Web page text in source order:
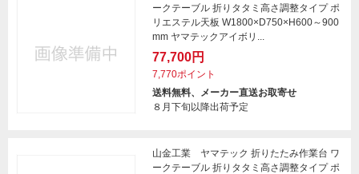
ークテーブル 折りタタミ高さ調整タイプ ポ
リエステル天板 W1800×D750×H600～900
mm ヤマテックアイボリ...
77,700円
7,770ポイント
送料無料、メーカー直送お取寄せ
８月下旬以降出荷予定
山金工業 ヤマテック 折りたたみ作業台 ワ
ークテーブル 折りタタミ高さ調整タイプ ポ